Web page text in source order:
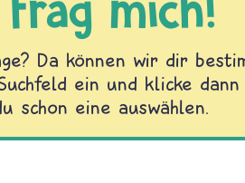
Da können wir dir
ein und klicke dann
schon eine auswählen.